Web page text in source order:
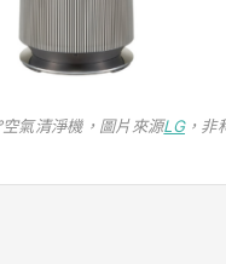
氣清淨機，圖片來源LG，非